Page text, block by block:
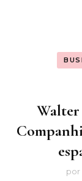
Walter
por